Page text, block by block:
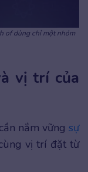
of dùng chỉ một nhóm
vị trí của
nắm vững sự
vị trí đặt từ